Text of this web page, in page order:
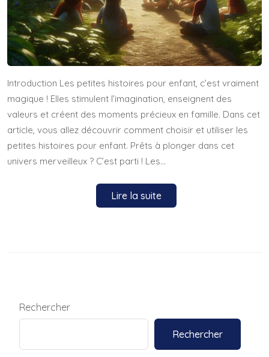
Introduction Les petites histoires pour enfant, c’est vraiment
magique ! Elles stimulent l’imagination, enseignent des
valeurs et créent des moments précieux en famille. Dans cet
article, vous allez découvrir comment choisir et utiliser les
petites histoires pour enfant. Prêts à plonger dans cet
univers merveilleux ? C’est parti ! Les…
Lire la suite
Rechercher
Rechercher